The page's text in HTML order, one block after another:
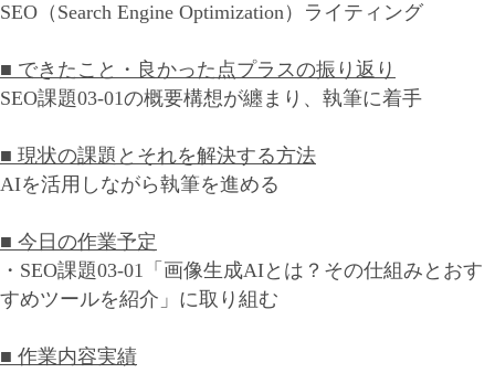
SEO（Search Engine Optimization）ライティング
■ できたこと・良かった点プラスの振り返り
SEO課題03-01の概要構想が纏まり、執筆に着手
■ 現状の課題とそれを解決する方法
AIを活用しながら執筆を進める
■ 今日の作業予定
・SEO課題03-01「画像生成AIとは？その仕組みとおす
すめツールを紹介」に取り組む
■ 作業内容実績